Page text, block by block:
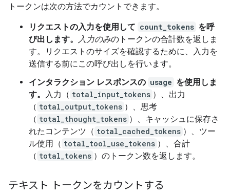
トークンは次の方法でカウントできます。
リクエストの入力を使用して count_tokens を呼
び出します。
入力のみのトークンの合計数を返しま
す。リクエストのサイズを確認するために、入力を
送信する前にこの呼び出しを行います。
インタラクション レスポンスの usage を使用しま
す。
入力（ total_input_tokens ）、出力
（ total_output_tokens ）、思考
（ total_thought_tokens ）、キャッシュに保存さ
れたコンテンツ（ total_cached_tokens ）、ツー
ル使用（ total_tool_use_tokens ）、合計
（ total_tokens ）のトークン数を返します。
テキスト トークンをカウントする